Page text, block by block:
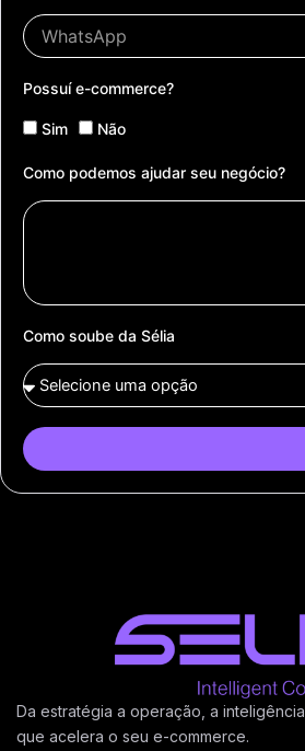
Possuí e-commerce?
Sim Não
Como podemos ajudar seu negócio?
Como soube da Sélia
Da estratégia a operação, a inteligência
que acelera o seu e-commerce.